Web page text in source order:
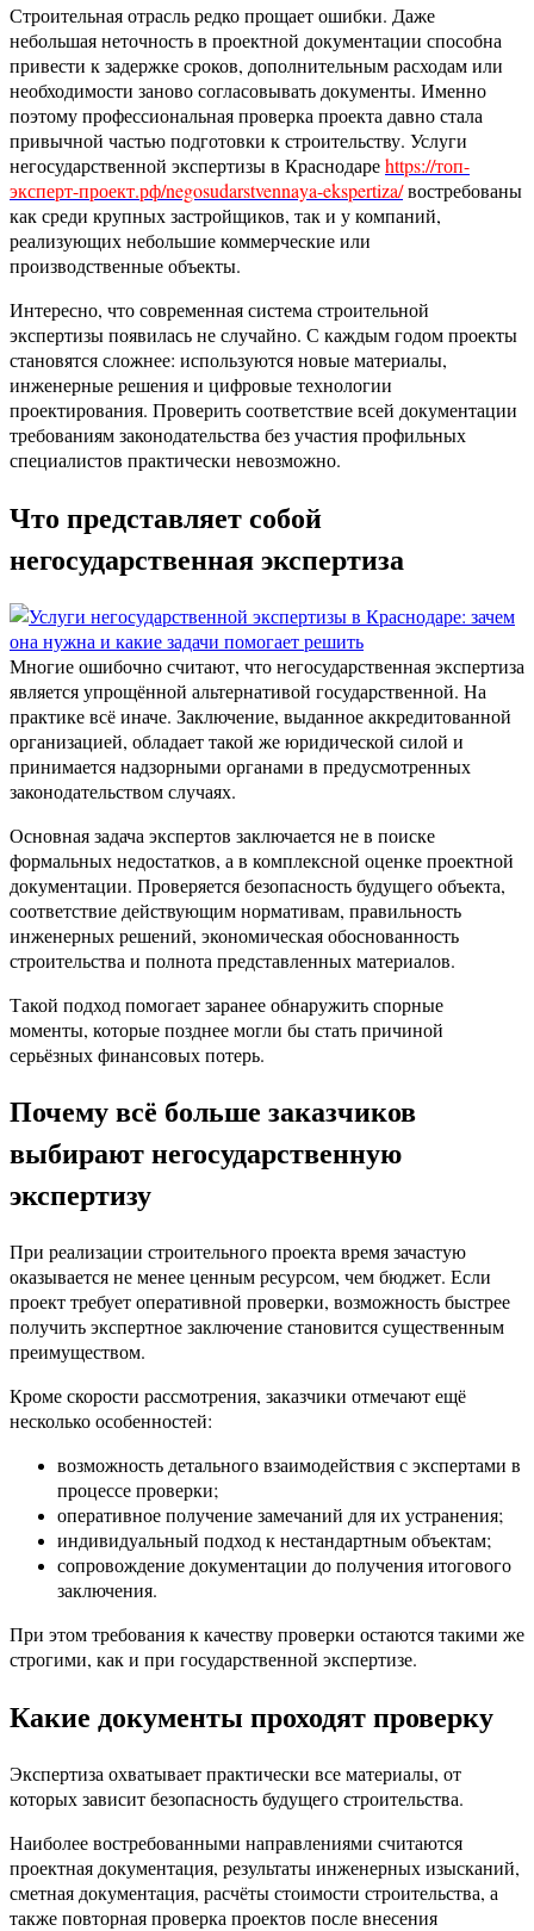
Строительная отрасль редко прощает ошибки. Даже
небольшая неточность в проектной документации способна
привести к задержке сроков, дополнительным расходам или
необходимости заново согласовывать документы. Именно
поэтому профессиональная проверка проекта давно стала
привычной частью подготовки к строительству. Услуги
негосударственной экспертизы в Краснодареhttps://топ-
эксперт-проект.рф/negosudarstvennaya-ekspertiza/востребованы
как среди крупных застройщиков, так и у компаний,
реализующих небольшие коммерческие или
производственные объекты.
Интересно, что современная система строительной
экспертизы появилась не случайно. С каждым годом проекты
становятся сложнее: используются новые материалы,
инженерные решения и цифровые технологии
проектирования. Проверить соответствие всей документации
требованиям законодательства без участия профильных
специалистов практически невозможно.
Что представляет собой
негосударственная экспертиза
Многие ошибочно считают, что негосударственная экспертиза
является упрощённой альтернативой государственной. На
практике всё иначе. Заключение, выданное аккредитованной
организацией, обладает такой же юридической силой и
принимается надзорными органами в предусмотренных
законодательством случаях.
Основная задача экспертов заключается не в поиске
формальных недостатков, а в комплексной оценке проектной
документации. Проверяется безопасность будущего объекта,
соответствие действующим нормативам, правильность
инженерных решений, экономическая обоснованность
строительства и полнота представленных материалов.
Такой подход помогает заранее обнаружить спорные
моменты, которые позднее могли бы стать причиной
серьёзных финансовых потерь.
Почему всё больше заказчиков
выбирают негосударственную
экспертизу
При реализации строительного проекта время зачастую
оказывается не менее ценным ресурсом, чем бюджет. Если
проект требует оперативной проверки, возможность быстрее
получить экспертное заключение становится существенным
преимуществом.
Кроме скорости рассмотрения, заказчики отмечают ещё
несколько особенностей:
возможность детального взаимодействия с экспертами в
процессе проверки;
оперативное получение замечаний для их устранения;
индивидуальный подход к нестандартным объектам;
сопровождение документации до получения итогового
заключения.
При этом требования к качеству проверки остаются такими же
строгими, как и при государственной экспертизе.
Какие документы проходят проверку
Экспертиза охватывает практически все материалы, от
которых зависит безопасность будущего строительства.
Наиболее востребованными направлениями считаются
проектная документация, результаты инженерных изысканий,
сметная документация, расчёты стоимости строительства, а
также повторная проверка проектов после внесения